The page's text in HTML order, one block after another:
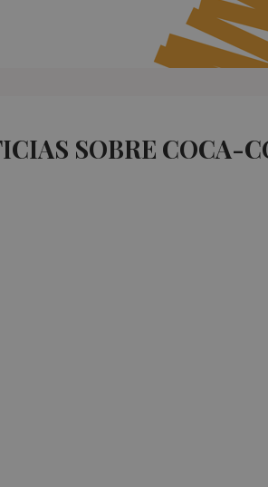
SOBRE COCA-